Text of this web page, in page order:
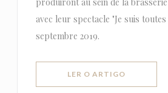
avec leur spectacle "Je suis
septembre 2019.
LER O ARTIGO((ABRE